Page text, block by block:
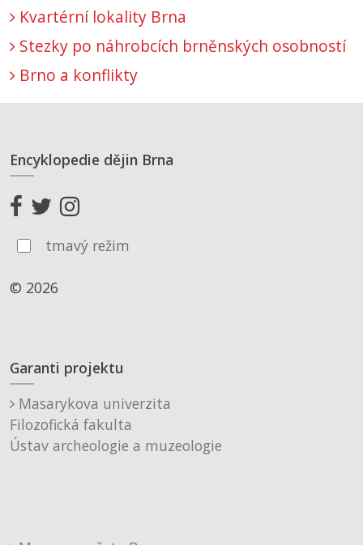
Kvartérní lokality Brna
Stezky po náhrobcích brněnských osobností
Brno a konflikty
Encyklopedie dějin Brna
tmavý režim
© 2026
Garanti projektu
Masarykova univerzita
Filozofická fakulta
Ústav archeologie a muzeologie